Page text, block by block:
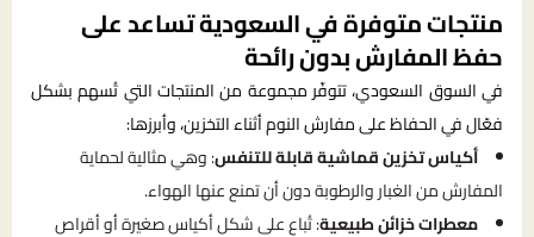
منتجات متوفرة في السعودية تساعد على
حفظ المفارش بدون رائحة
في السوق السعودي، تتوفّر مجموعة من المنتجات التي تُسهم بشكل
فعّال في الحفاظ على مفارش النوم أثناء التخزين، وأبرزها:
أكياس تخزين قماشية قابلة للتنفس: وهي مثالية لحماية
المفارش من الغبار والرطوبة دون أن تمنع عنها الهواء.
معطرات خزائن طبيعية: تُباع على شكل أكياس صغيرة أو أقراص